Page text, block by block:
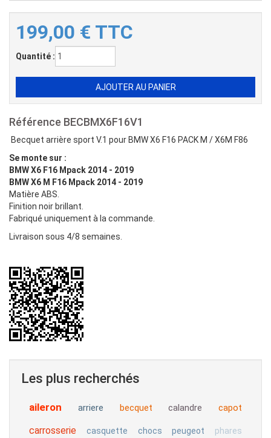
199,00 € TTC
Quantité :
Référence BECBMX6F16V1
Becquet arrière sport V.1 pour BMW X6 F16 PACK M / X6M F86
Se monte sur :
BMW X6 F16 Mpack 2014 - 2019
BMW X6 M F16 Mpack 2014 - 2019
Matière ABS.
Finition noir brillant.
Fabriqué uniquement à la commande.
Livraison sous 4/8 semaines.
Les plus recherchés
aileron arriere becquet calandre capot
carrosserie casquette chocs peugeot phares